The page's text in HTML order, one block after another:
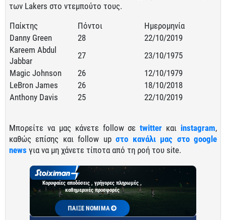
των Lakers στο ντεμπούτο τους.
Παίκτης
Πόντοι
Ημερομηνία
Danny Green
28
22/10/2019
Kareem Abdul
Jabbar
27
23/10/1975
Magic Johnson
26
12/10/1979
LeBron James
26
18/10/2018
Anthony Davis
25 22/10/2019
Μπορείτε να μας κάνετε follow σεtwitter και instagram,
καθώς επίσης και follow upστο κανάλι μας στο google
news για να μη χάνετε τίποτα από τη ροή του site.
Κορυφαίες αποδόσεις , γρήγορες πληρωμές ,
καθημερινές προσφορές
ΠΑΙΞΕ ΝΟΜΙΜΑ